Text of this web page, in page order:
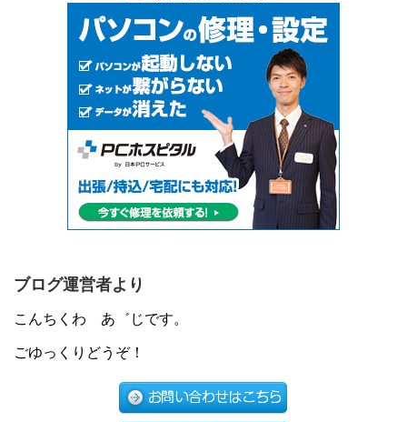
ブログ運営者より
こんちくわ あ゛じです。
ごゆっくりどうぞ！